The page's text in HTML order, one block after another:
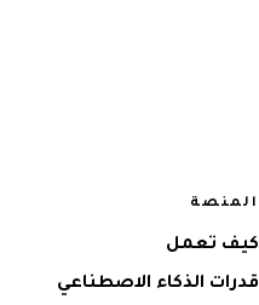
المنصة
كيف تعمل
قدرات الذكاء الاصطناعي